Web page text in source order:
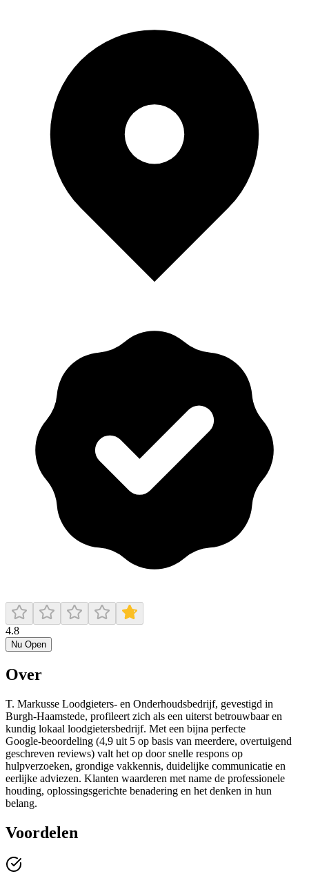
4.8
Nu Open
Over
T. Markusse Loodgieters‑ en Onderhoudsbedrijf, gevestigd in
Burgh‑Haamstede, profileert zich als een uiterst betrouwbaar en
kundig lokaal loodgietersbedrijf. Met een bijna perfecte
Google‑beoordeling (4,9 uit 5 op basis van meerdere, overtuigend
geschreven reviews) valt het op door snelle respons op
hulpverzoeken, grondige vakkennis, duidelijke communicatie en
eerlijke adviezen. Klanten waarderen met name de professionele
houding, oplossingsgerichte benadering en het denken in hun
belang.
Voordelen